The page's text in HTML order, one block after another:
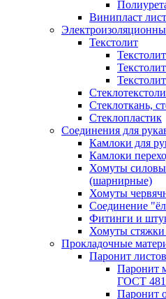
Винипласт
Текстолит
Стеклоткань,
Стеклопластик
Соединения для
Камлоки для
Камлоки
Хомуты
(шарнирные)
Хомуты
Соединение
Фитинги и
Хомуты
Прокладочные
Паронит
Паронит
ГОСТ
Паронит